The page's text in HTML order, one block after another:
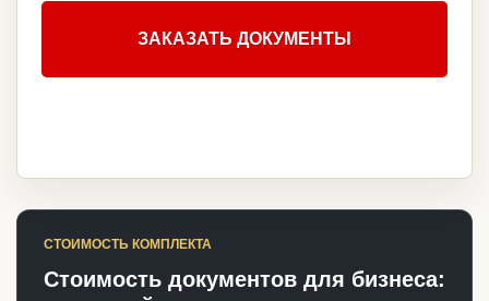
ЗАКАЗАТЬ ДОКУМЕНТЫ
СТОИМОСТЬ КОМПЛЕКТА
Стоимость документов для бизнеса: